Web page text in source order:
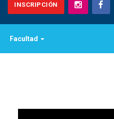
INSCRIPCIÓN
Facultad